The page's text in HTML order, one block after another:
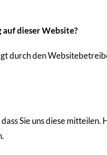
dieser Website?
durch den
Sie uns diese mitteilen.